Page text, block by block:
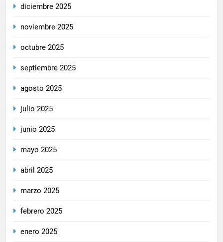
diciembre 2025
noviembre 2025
octubre 2025
septiembre 2025
agosto 2025
julio 2025
junio 2025
mayo 2025
abril 2025
marzo 2025
febrero 2025
enero 2025